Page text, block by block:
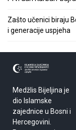
Zašto učenici biraju
i generacije uspjeha
Medžlis Bijeljina je
dio Islamske
zajednice u Bosni i
Hercegovini.